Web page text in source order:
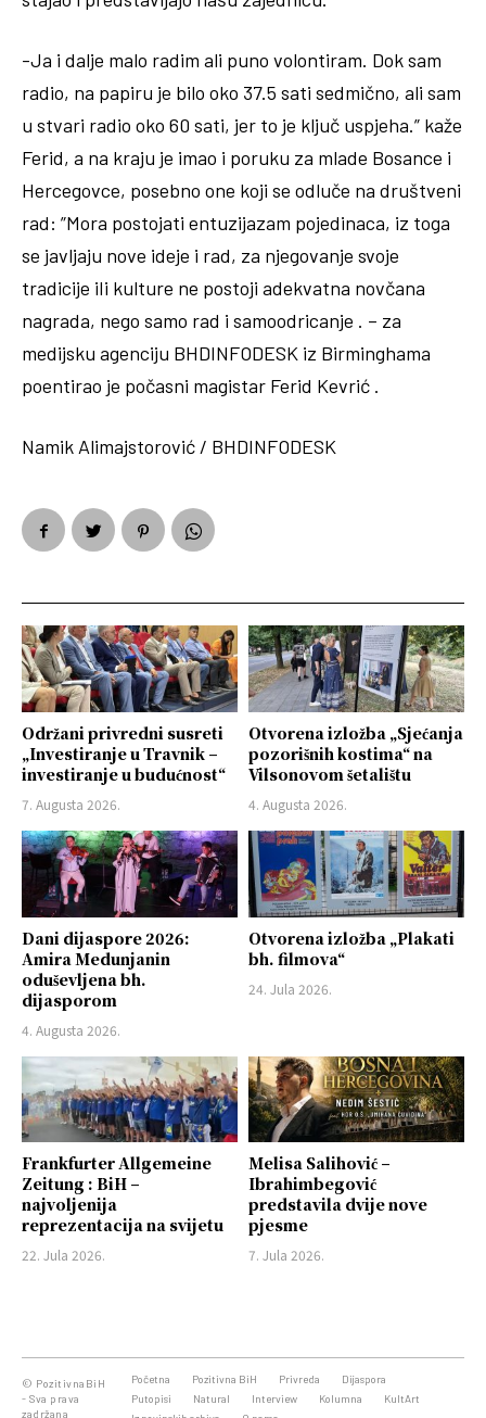
-Ja i dalje malo radim ali puno volontiram. Dok sam
radio, na papiru je bilo oko 37.5 sati sedmično, ali sam
u stvari radio oko 60 sati, jer to je ključ uspjeha.” kaže
Ferid, a na kraju je imao i poruku za mlade Bosance i
Hercegovce, posebno one koji se odluče na društveni
rad: ”Mora postojati entuzijazam pojedinaca, iz toga
se javljaju nove ideje i rad, za njegovanje svoje
tradicije iIi kulture ne postoji adekvatna novčana
nagrada, nego samo rad i samoodricanje . – za
medijsku agenciju BHDINFODESK iz Birminghama
poentirao je počasni magistar Ferid Kevrić .
Namik Alimajstorović / BHDINFODESK
Održani privredni susreti
„Investiranje u Travnik –
investiranje u budućnost“
7. Augusta 2026.
Otvorena izložba „Sjećanja
pozorišnih kostima“ na
Vilsonovom šetalištu
4. Augusta 2026.
Dani dijaspore 2026:
Amira Medunjanin
oduševljena bh.
dijasporom
4. Augusta 2026.
Otvorena izložba „Plakati
bh. filmova“
24. Jula 2026.
Frankfurter Allgemeine
Zeitung : BiH –
najvoljenija
reprezentacija na svijetu
22. Jula 2026.
Melisa Salihović –
Ibrahimbegović
predstavila dvije nove
pjesme
7. Jula 2026.
© PozitivnaBiH
- Sva prava
zadržana
Početna Pozitivna BiH Privreda
Dijaspora
Putopisi
Natural Interview Kolumna
KultArt